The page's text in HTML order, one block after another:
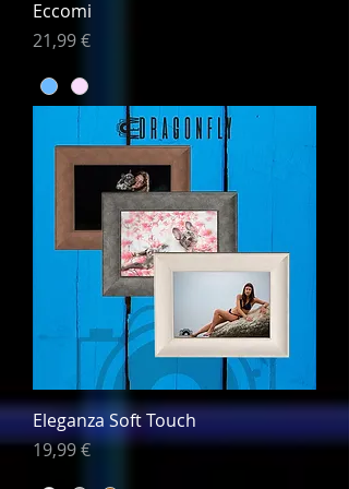
Eccomi
Prezzo
21,99 €
Eleganza Soft Touch
Prezzo
19,99 €